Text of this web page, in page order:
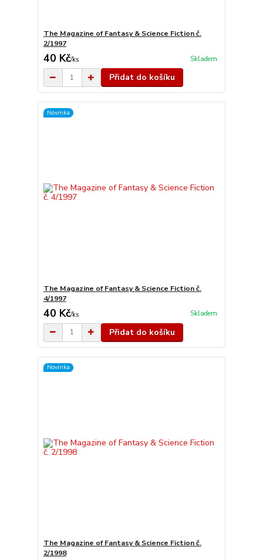
The Magazine of Fantasy & Science Fiction č.
2/1997
40 Kč/ks Skladem
Přidat do košíku
Novinka
The Magazine of Fantasy & Science Fiction č.
4/1997
40 Kč/ks Skladem
Přidat do košíku
Novinka
The Magazine of Fantasy & Science Fiction č.
2/1998